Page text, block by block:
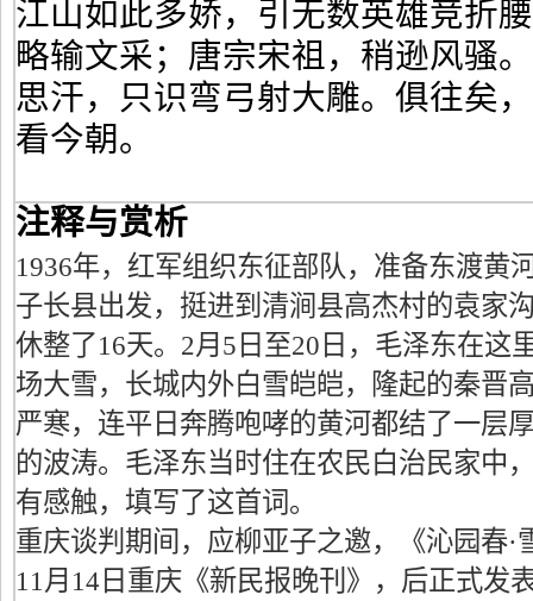
江山如此多娇，引无数英雄竞折
略输文采；唐宗宋祖，稍逊风骚
思汗，只识弯弓射大雕。俱往矣
看今朝。
注释与赏析
1936年，红军组织东征部队，准备东渡黄
子长县出发，挺进到清涧县高杰村的袁家
休整了16天。2月5日至20日，毛泽东在这
场大雪，长城内外白雪皑皑，隆起的秦晋
严寒，连平日奔腾咆哮的黄河都结了一层
的波涛。毛泽东当时住在农民白治民家中
有感触，填写了这首词。
重庆谈判期间，应柳亚子之邀，《沁园春·
11月14日重庆《新民报晚刊》，后正式发